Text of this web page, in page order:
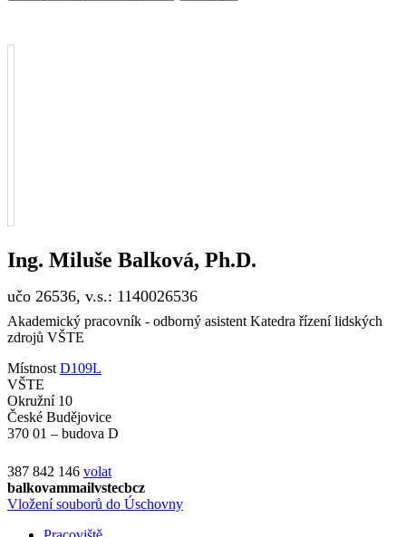
Ing. Miluše Balková, Ph.D.
učo 26536, v.s.: 1140026536
Akademický pracovník - odborný asistent Katedra řízení lidských
zdrojů VŠTE
Místnost D109L
VŠTE
Okružní 10
České Budějovice
370 01 – budova D
387 842 146 volat
balkovammailvstecbcz
Vložení souborů do Úschovny